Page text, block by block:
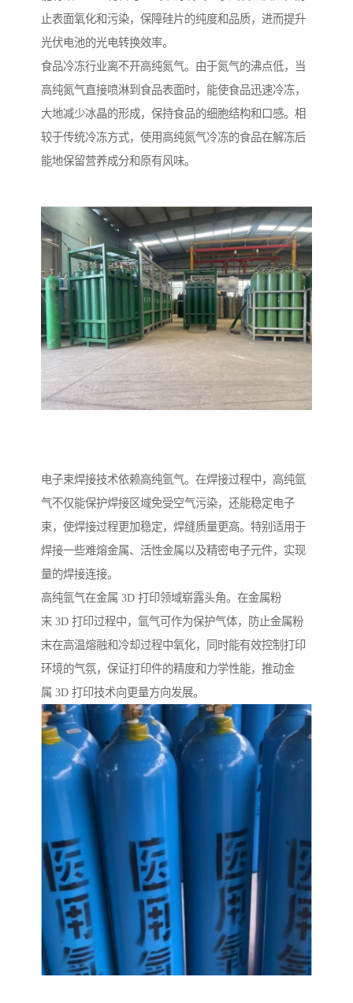
止表面氧化和污染，保障硅片的纯度和品质，进而提升
光伏电池的光电转换效率。​
食品冷冻行业离不开高纯氮气。由于氮气的沸点低，当
高纯氮气直接喷淋到食品表面时，能使食品迅速冷冻，
大地减少冰晶的形成，保持食品的细胞结构和口感。相
较于传统冷冻方式，使用高纯氮气冷冻的食品在解冻后
能地保留营养成分和原有风味。​
电子束焊接技术依赖高纯氩气。在焊接过程中，高纯氩
气不仅能保护焊接区域免受空气污染，还能稳定电子
束，使焊接过程更加稳定，焊缝质量更高。特别适用于
焊接一些难熔金属、活性金属以及精密电子元件，实现
量的焊接连接。​
高纯氩气在金属 3D 打印领域崭露头角。在金属粉
末 3D 打印过程中，氩气可作为保护气体，防止金属粉
末在高温熔融和冷却过程中氧化，同时能有效控制打印
环境的气氛，保证打印件的精度和力学性能，推动金
属 3D 打印技术向更量方向发展。